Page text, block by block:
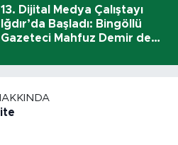
13. Dijital Medya Çalıştayı
Iğdır’da Başladı: Bingöllü
Gazeteci Mahfuz Demir de